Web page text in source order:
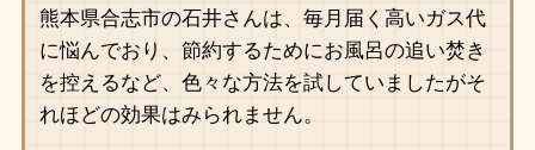
熊本県合志市の石井さんは、毎月届く高いガス代
に悩んでおり、節約するためにお風呂の追い焚き
を控えるなど、色々な方法を試していましたがそ
れほどの効果はみられません。